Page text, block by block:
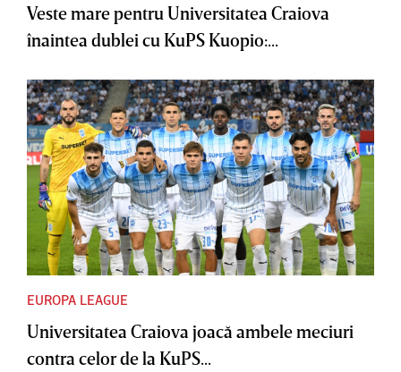
Veste mare pentru Universitatea Craiova
înaintea dublei cu KuPS Kuopio:...
EUROPA LEAGUE
Universitatea Craiova joacă ambele meciuri
contra celor de la KuPS...